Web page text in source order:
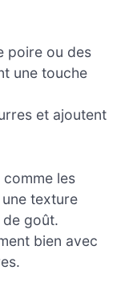
poire ou des
une touche
et ajoutent
comme les
texture
goût.
bien avec